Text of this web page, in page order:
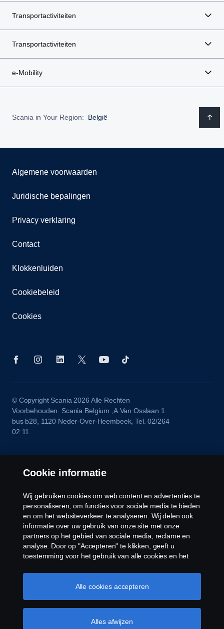
Transportactiviteiten
Transportactiviteiten
e-Mobility
Scania in Your Region: België
Algemene voorwaarden
Juridische bepalingen
Privacy verklaring
Contact
Klokkenluiden
Cookiebeleid
Cookies
© Copyright Scania 2026 Alle Rechten
Voorbehouden. Scania Belgium ,A.Van Osslaan 1
bus b28, 1120 Neder-Over-Heembeek, Tel. 02/264
02 11
Cookie informatie
Wij gebruiken cookies om web content en advertenties te
personaliseren, om functies voor sociale media te bieden
en om het websiteverkeer te analyseren. Wij delen ook
informatie over uw gebruik van onze site met onze
partners op het gebied van sociale media, reclame en
analyse. Door op "Accepteren" te klikken, geeft u
toestemming voor het gebruik van alle cookies en het
door op "Cookie Instellingen" te klikken en de
categorieën te selecteren die u wilt accepteren. Voor een
Cookie beleid
Alles afwijzen
Alle cookies accepteren